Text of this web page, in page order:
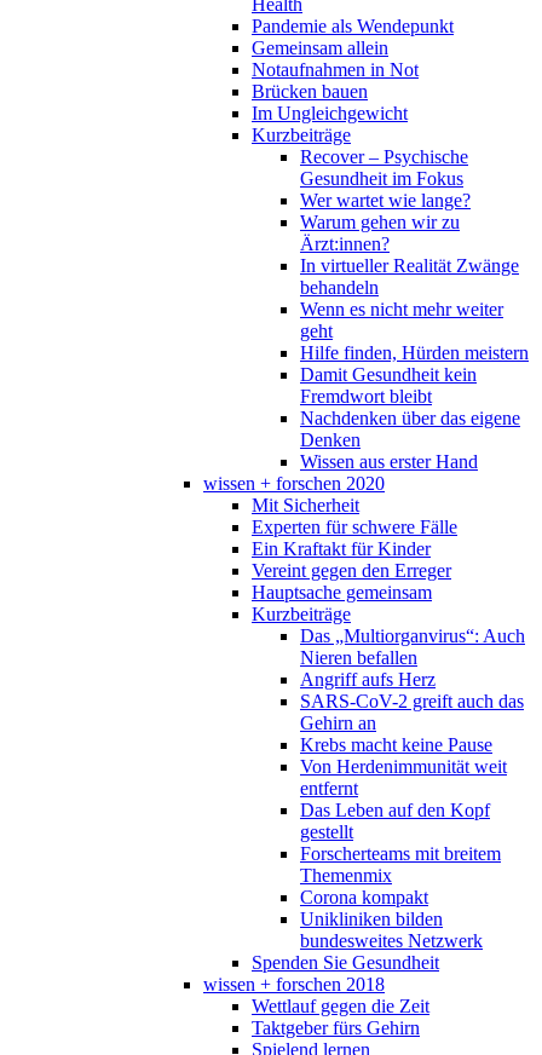
Health
Pandemie als Wendepunkt
Gemeinsam allein
Notaufnahmen in Not
Brücken bauen
Im Ungleichgewicht
Kurzbeiträge
Recover – Psychische
Gesundheit im Fokus
Wer wartet wie lange?
Warum gehen wir zu
Ärzt:innen?
In virtueller Realität Zwänge
behandeln
Wenn es nicht mehr weiter
geht
Hilfe finden, Hürden meistern
Damit Gesundheit kein
Fremdwort bleibt
Nachdenken über das eigene
Denken
Wissen aus erster Hand
wissen + forschen 2020
Mit Sicherheit
Experten für schwere Fälle
Ein Kraftakt für Kinder
Vereint gegen den Erreger
Hauptsache gemeinsam
Kurzbeiträge
Das „Multiorganvirus“: Auch
Nieren befallen
Angriff aufs Herz
SARS-CoV-2 greift auch das
Gehirn an
Krebs macht keine Pause
Von Herdenimmunität weit
entfernt
Das Leben auf den Kopf
gestellt
Forscherteams mit breitem
Themenmix
Corona kompakt
Unikliniken bilden
bundesweites Netzwerk
Spenden Sie Gesundheit
wissen + forschen 2018
Wettlauf gegen die Zeit
Taktgeber fürs Gehirn
Spielend lernen